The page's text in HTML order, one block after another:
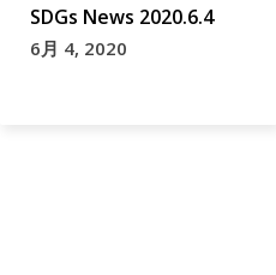
SDGs News 2020.6.4
6月 4, 2020